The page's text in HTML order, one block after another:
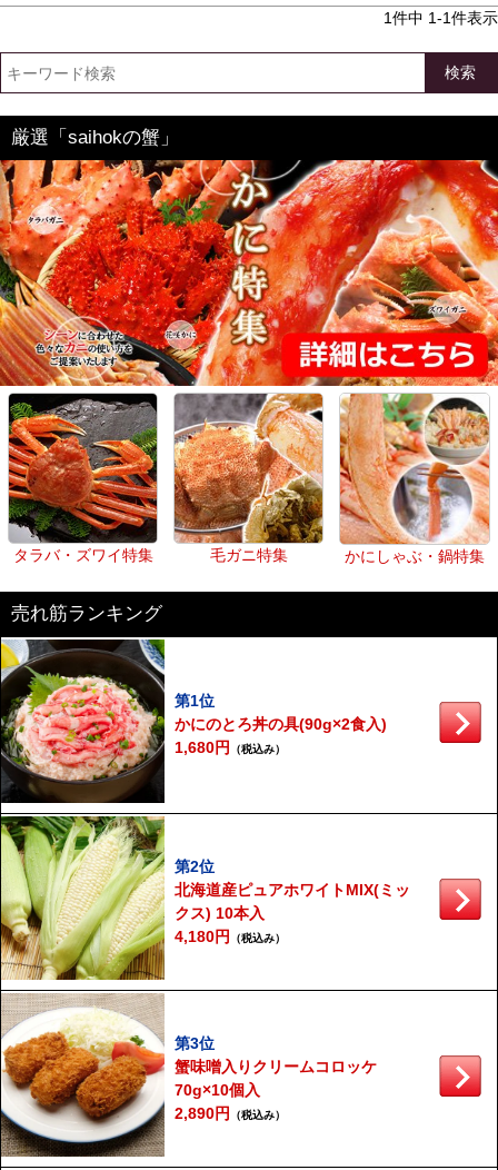
1件中 1-1件表示
検索
厳選「saihokの蟹」
タラバ・ズワイ特集 毛ガニ特集 かにしゃぶ・鍋特集
売れ筋ランキング
第1位
かにのとろ丼の具(90g×2食入)
1,680円
（税込み）
第2位
北海道産ピュアホワイトMIX(ミッ
クス) 10本入
4,180円
（税込み）
第3位
蟹味噌入りクリームコロッケ
70g×10個入
2,890円
（税込み）